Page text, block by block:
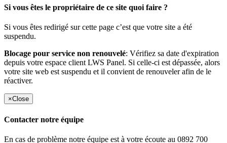
Si vous êtes le propriétaire de ce site quoi faire ?
Si vous êtes redirigé sur cette page c’est que votre site a été
suspendu.
Blocage pour service non renouvelé: Vérifiez sa date d'expiration
depuis votre espace client LWS Panel. Si celle-ci est dépassée, alors
votre site web est suspendu et il convient de renouveler afin de le
réactiver.
×Close
Contacter notre équipe
En cas de problème notre équipe est à votre écoute au 0892 700